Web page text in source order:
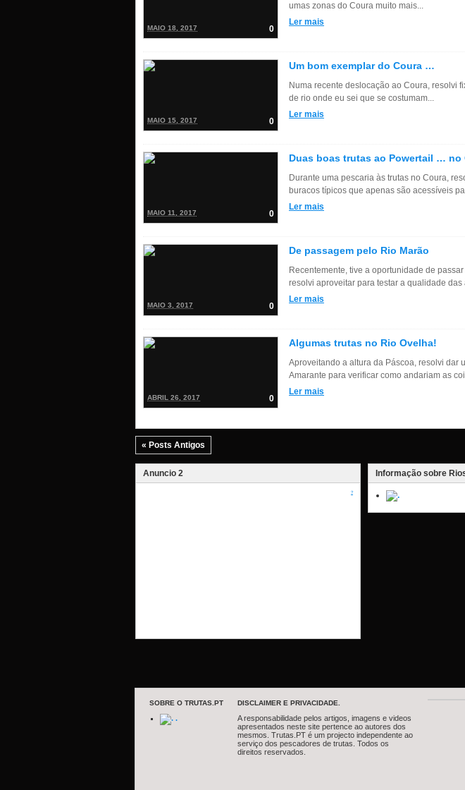
0
MAIO 18, 2017
umas zonas do Coura muito mais...
Ler mais
0
MAIO 15, 2017
Um bom exemplar do Coura …
Numa recente deslocação ao Coura, resolvi
de rio onde eu sei que se costumam...
Ler mais
0
MAIO 11, 2017
Duas boas trutas ao Powertail … no
Durante uma pescaria às trutas no Coura,
buracos típicos que apenas são acessíveis
Ler mais
0
MAIO 3, 2017
De passagem pelo Rio Marão
Recentemente, tive a oportunidade de
resolvi aproveitar para testar a qualidade das
Ler mais
0
ABRIL 26, 2017
Algumas trutas no Rio Ovelha!
Aproveitando a altura da Páscoa, resolvi dar
Amarante para verificar como andariam as
Ler mais
« Posts Antigos
Anuncio 2
?
Informação sobre
SOBRE O TRUTAS.PT
.
DISCLAIMER E PRIVACIDADE.
A responsabilidade pelos artigos, imagens e videos
apresentados neste site pertence ao autores dos
mesmos. Trutas.PT é um projecto independente ao
serviço dos pescadores de trutas. Todos os
direitos reservados.